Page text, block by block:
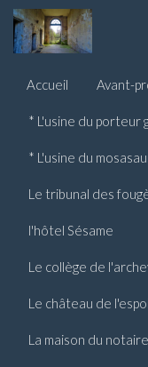
Accueil Avant-
* L'usine du
* L'usine du
Le tribunal des
l'hôtel Sésame
Le collège de
Le château de
La maison du notaire